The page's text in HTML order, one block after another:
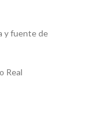
y fuente de
Real